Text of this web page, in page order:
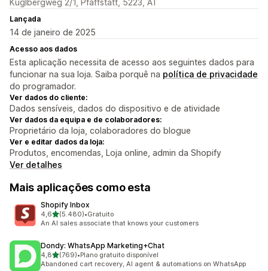
Kuglbergweg 2/1, Pfaffstätt, 5223, AT
Lançada
14 de janeiro de 2025
Acesso aos dados
Esta aplicação necessita de acesso aos seguintes dados para
funcionar na sua loja. Saiba porquê na política de privacidade
do programador.
Ver dados do cliente:
Dados sensíveis, dados do dispositivo e de atividade
Ver dados da equipa e de colaboradores:
Proprietário da loja, colaboradores do blogue
Ver e editar dados da loja:
Produtos, encomendas, Loja online, admin da Shopify
Ver detalhes
Mais aplicações como esta
Shopify Inbox
4,6de 5 estrelas
(5.480)
5480 total de avaliações
•Gratuito
An AI sales associate that knows your customers
Dondy: WhatsApp Marketing+Chat
4,8de 5 estrelas
(769)
769 total de avaliações
•Plano gratuito disponível
Abandoned cart recovery, AI agent & automations on WhatsApp